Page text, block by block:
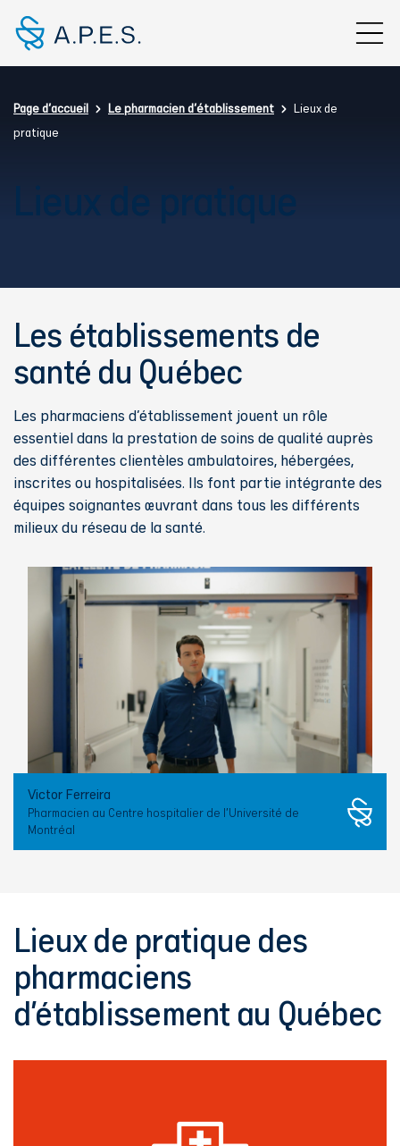
Fil d'Ariane
Page d'accueil Le pharmacien d'établissement
Lieux de
pratique
Les établissements de
santé du Québec
Les pharmaciens d’établissement jouent un rôle
essentiel dans la prestation de soins de qualité auprès
des différentes clientèles ambulatoires, hébergées,
inscrites ou hospitalisées. Ils font partie intégrante des
équipes soignantes œuvrant dans tous les différents
milieux du réseau de la santé.
Victor Ferreira
Pharmacien au Centre hospitalier de l’Université de
Montréal
Lieux de pratique des
pharmaciens
d’établissement au Québec